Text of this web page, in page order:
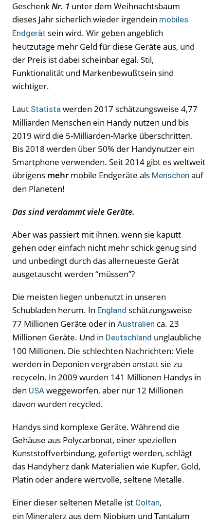
GeschenkNr. 1 unter dem Weihnachtsbaum
dieses Jahr sicherlich wieder irgendein mobiles
Endgerät sein wird. Wir geben angeblich
heutzutage mehr Geld für diese Geräte aus, und
der Preis ist dabei scheinbar egal. Stil,
Funktionalität und Markenbewußtsein sind
wichtiger.
Laut Statista werden 2017 schätzungsweise 4,77
Milliarden Menschen ein Handy nutzen und bis
2019 wird die 5-Milliarden-Marke überschritten.
Bis 2018 werden über 50% der Handynutzer ein
Smartphone verwenden. Seit 2014 gibt es weltweit
übrigens mehr mobile Endgeräte als Menschen auf
den Planeten!
Das sind verdammt viele Geräte.
Aber was passiert mit ihnen, wenn sie kaputt
gehen oder einfach nicht mehr schick genug sind
und unbedingt durch das allerneueste Gerät
ausgetauscht werden “müssen”?
Die meisten liegen unbenutzt in unseren
Schubladen herum. In England schätzungsweise
77 Millionen Geräte oder in Australien ca. 23
Millionen Geräte. Und in Deutschland unglaubliche
100 Millionen. Die schlechten Nachrichten: Viele
werden in Deponien vergraben anstatt sie zu
recyceln. In 2009 wurden 141 Millionen Handys in
den USA weggeworfen, aber nur 12 Millionen
davon wurden recycled.
Handys sind komplexe Geräte. Während die
Gehäuse aus Polycarbonat, einer speziellen
Kunststoffverbindung, gefertigt werden, schlägt
das Handyherz dank Materialien wie Kupfer, Gold,
Platin oder andere wertvolle, seltene Metalle.
Einer dieser seltenen Metalle ist Coltan,
ein Mineralerz aus dem Niobium und Tantalum